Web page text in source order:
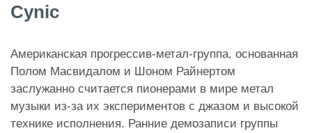
Cynic
Американская прогрессив-метал-группа, основанная
Полом Масвидалом и Шоном Райнертом
заслужанно считается пионерами в мире метал
музыки из-за их экспериментов с джазом и высокой
технике исполнения. Ранние демозаписи группы